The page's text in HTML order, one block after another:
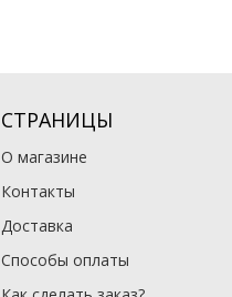
СТРАНИЦЫ
О магазине
Контакты
Доставка
Способы оплаты